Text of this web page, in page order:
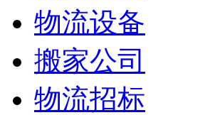
物流设备
搬家公司
物流招标